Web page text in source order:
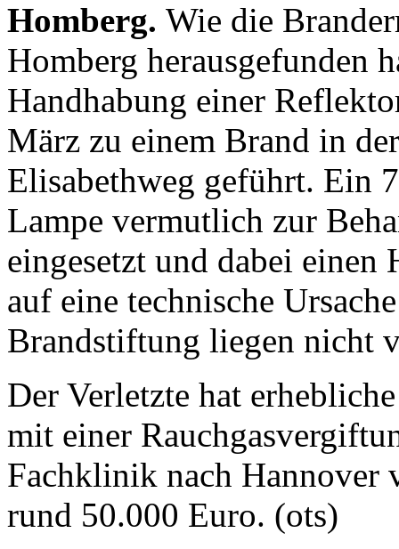
Homberg. Wie die
Homberg herausgefunden
Handhabung einer
März zu einem Brand in
Elisabethweg geführt. Ein
Lampe vermutlich zur
eingesetzt und dabei einen
auf eine technische
Brandstiftung liegen nicht
Der Verletzte hat
mit einer
Fachklinik nach Hannover
rund 50.000 Euro. (ots)